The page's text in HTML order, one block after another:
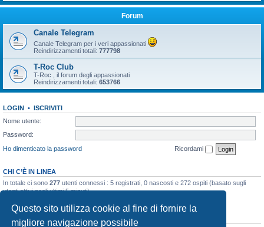
Questo sito utilizza cookie al fine di fornire la
migliore navigazione possibile
Forum
Canale Telegram
Canale Telegram per i veri appassionati
Reindirizzamenti totali: 777798
T-Roc Club
T-Roc , il forum degli appassionati
Reindirizzamenti totali: 653766
LOGIN • ISCRIVITI
Nome utente:
Password:
Ho dimenticato la password
Ricordami
CHI C’È IN LINEA
In totale ci sono 277 utenti connessi : 5 registrati, 0 nascosti e 272 ospiti (basato sugli
utenti attivi negli ultimi 5 minuti)
STATISTICHE